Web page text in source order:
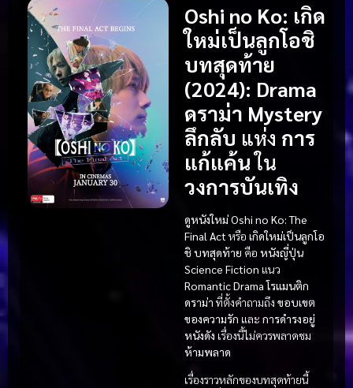
Oshi no Ko: เกิด
ใหม่เป็นลูกโอชิ
บทสุดท้าย
(2024): Drama
ดราม่า Mystery
ลึกลับ แห่ง การ
แก้แค้นใน
วงการบันเทิง
ดูหนังใหม่Oshi no Ko: The
Final Act หรือ เกิดใหม่เป็นลูกโอ
ชิ บทสุดท้าย คือ หนังญี่ปุ่น
Science Fiction แนว
Romantic Drama โรแมนติก
ดราม่า ที่ตั้งคำถามถึง ขอบเขต
ของความรัก และ การดำรงอยู่
หนังดัง เรื่องนี้ไม่ควรพลาดชม
ห้ามพลาด
เรื่องราวหลักของบทสุดท้ายนี้